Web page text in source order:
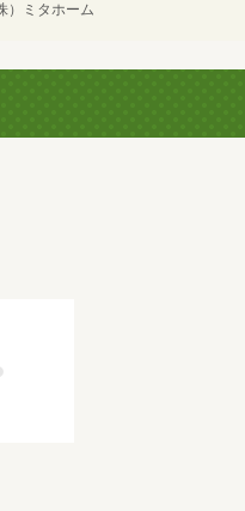
）ミタホーム